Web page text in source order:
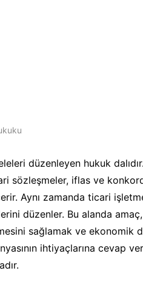
düzenleyen hukuk
sözleşmeler, iflas ve
Aynı zamanda ticari
düzenler. Bu alanda
sağlamak ve ekonomik
ihtiyaçlarına cevap